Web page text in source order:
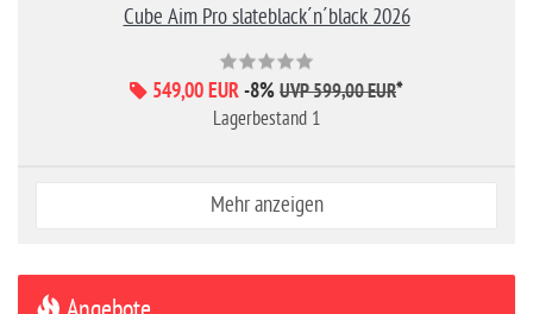
Cube Aim Pro slateblack´n´black 2026
549,00 EUR-8% UVP 599,00 EUR*
Lagerbestand 1
Mehr anzeigen